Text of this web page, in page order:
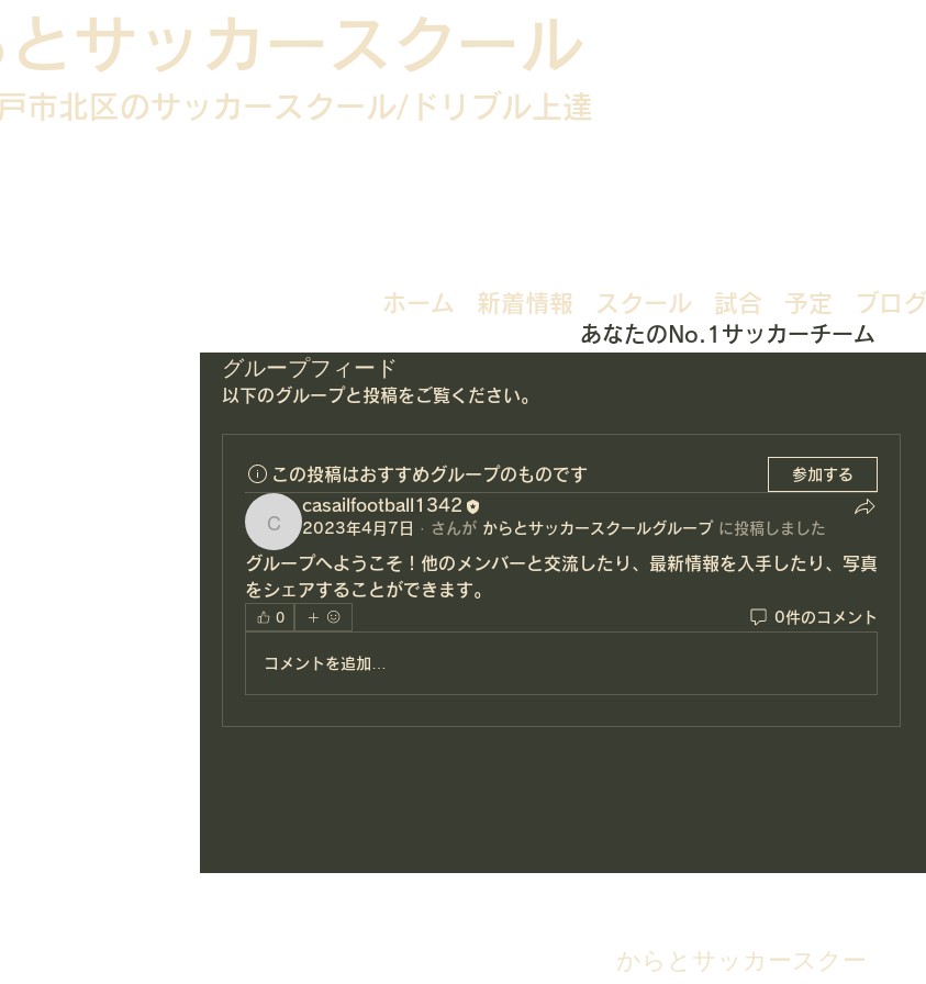
市北区のサッカースクール/ ドリブル上達
サッカースクール
ホーム 新着情報 スクール 試合 予定 ブログ
あなたのNo.1サッカーチーム
グループフィード
以下のグループと投稿をご覧ください。
この投稿はおすすめグループのものです 参加する
casailfootball1342
casailfootball1342
2023年4月7日 · さんが からとサッカースクールグループ に投稿しました
グループへようこそ！他のメンバーと交流したり、最新情報を入手したり、写真
をシェアすることができます。
0 0件のコメント
コメントを追加…
からとサッカースクー